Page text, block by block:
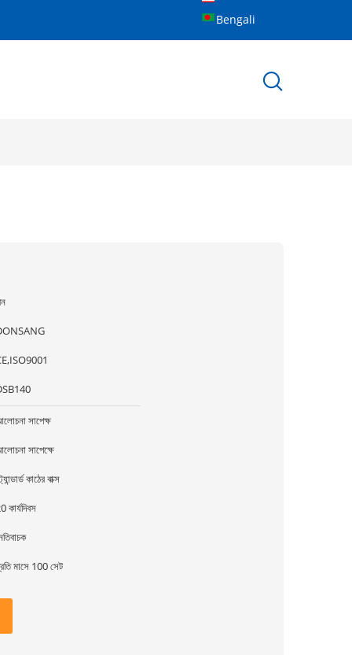
Bengali
সাপেক্ষ
সাপেক্ষে
কাঠের বাক্স
কার্যদিবস
মাসে 100 সেট